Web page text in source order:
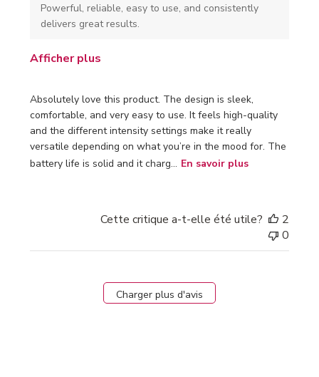
Absolutely love this product. The design is sleek,
comfortable, and very easy to use. It feels high-quality
and the different intensity settings make it really
versatile depending on what you’re in the mood for. The
battery life is solid and it charg... En savoir plus
Powerful, reliable, easy to use, and consistently
delivers great results.
Afficher plus
Cette critique a-t-elle été utile?
2
0
Charger plus d'avis